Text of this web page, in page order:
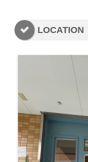
LOCATION